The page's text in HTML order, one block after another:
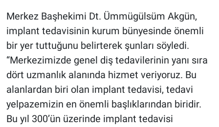
Merkez Başhekimi Dt. Ümmügülsüm Akgün,
implant tedavisinin kurum bünyesinde önemli
bir yer tuttuğunu belirterek şunları söyledi.
“Merkezimizde genel diş tedavilerinin yanı sıra
dört uzmanlık alanında hizmet veriyoruz. Bu
alanlardan biri olan implant tedavisi, tedavi
yelpazemizin en önemli başlıklarından biridir.
Bu yıl 300’ün üzerinde implant tedavisi